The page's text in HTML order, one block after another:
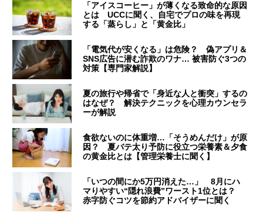
「アイスコーヒー」が薄くなる致命的な原因
とは UCCに聞く、自宅でプロの味を再現
する「蒸らし」と「黄金比」
「電気代が安くなる」は危険？ 偽アプリ＆
SNS広告に潜む詐欺のワナ… 被害防ぐ3つの
対策【専門家解説】
夏の旅行や帰省で「身近な人と衝突」するの
はなぜ？ 解決テクニックを心理カウンセラ
ーが解説
食欲ないのに体重増…「そうめんだけ」が原
因？ 夏バテ太り予防に役立つ栄養素＆夕食
の黄金比とは【管理栄養士に聞く】
「いつの間にか5万円消えた…」 8月にハ
マりやすい“隠れ浪費”ワースト1位とは？
赤字防ぐコツを節約アドバイザーに聞く